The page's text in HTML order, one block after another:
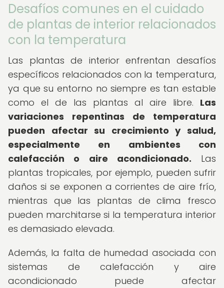
Desafíos comunes en el cuidado
de plantas de interior relacionados
con la temperatura
Las plantas de interior enfrentan desafíos
específicos relacionados con la temperatura,
ya que su entorno no siempre es tan estable
como el de las plantas al aire libre. Las
variaciones repentinas de temperatura
pueden afectar su crecimiento y salud,
especialmente en ambientes con
calefacción o aire acondicionado. Las
plantas tropicales, por ejemplo, pueden sufrir
daños si se exponen a corrientes de aire frío,
mientras que las plantas de clima fresco
pueden marchitarse si la temperatura interior
es demasiado elevada.
Además, la falta de humedad asociada con
sistemas de calefacción y aire
acondicionado puede afectar